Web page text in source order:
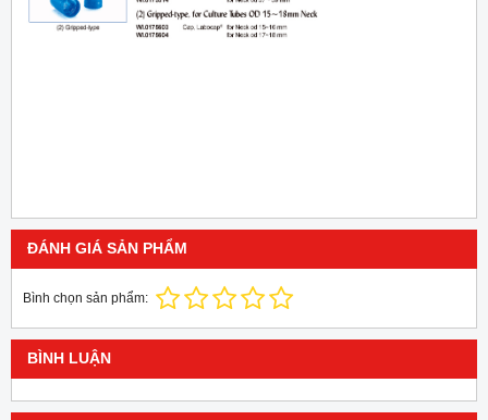
ĐÁNH GIÁ SẢN PHẨM
Bình chọn sản phẩm:
BÌNH LUẬN